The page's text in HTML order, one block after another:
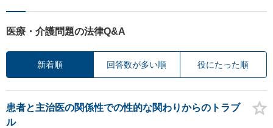
医療・介護問題の法律Q&A
新着順 回答数が多い順 役にたった順
患者と主治医の関係性での性的な関わりからのトラブ
ル